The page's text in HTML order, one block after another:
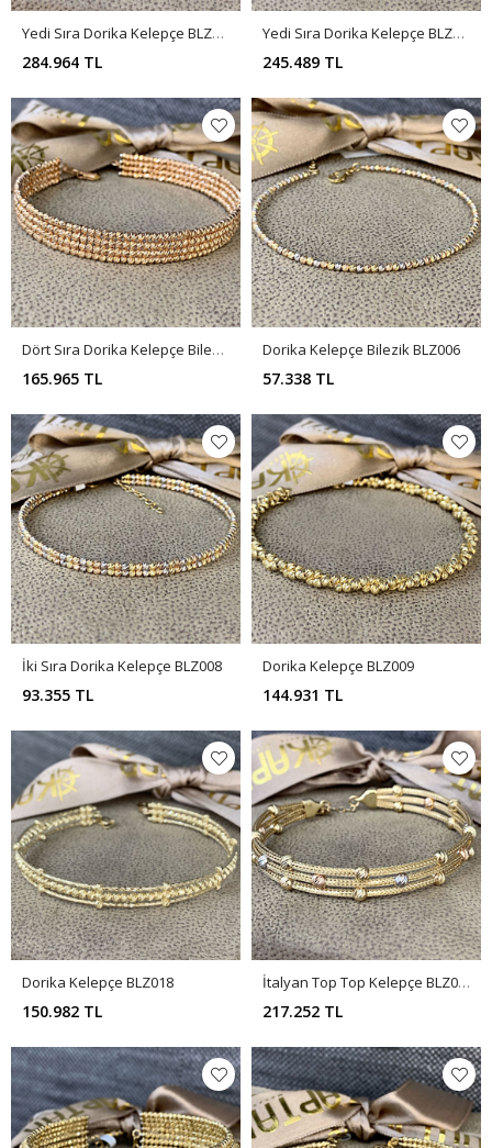
Yedi Sıra Dorika Kelepçe BLZ004
284.964 TL
Yedi Sıra Dorika Kelepçe BLZ005
245.489 TL
Dört Sıra Dorika Kelepçe Bilezik BLZ007
165.965 TL
Dorika Kelepçe Bilezik BLZ006
57.338 TL
İki Sıra Dorika Kelepçe BLZ008
93.355 TL
Dorika Kelepçe BLZ009
144.931 TL
Dorika Kelepçe BLZ018
150.982 TL
İtalyan Top Top Kelepçe BLZ029
217.252 TL